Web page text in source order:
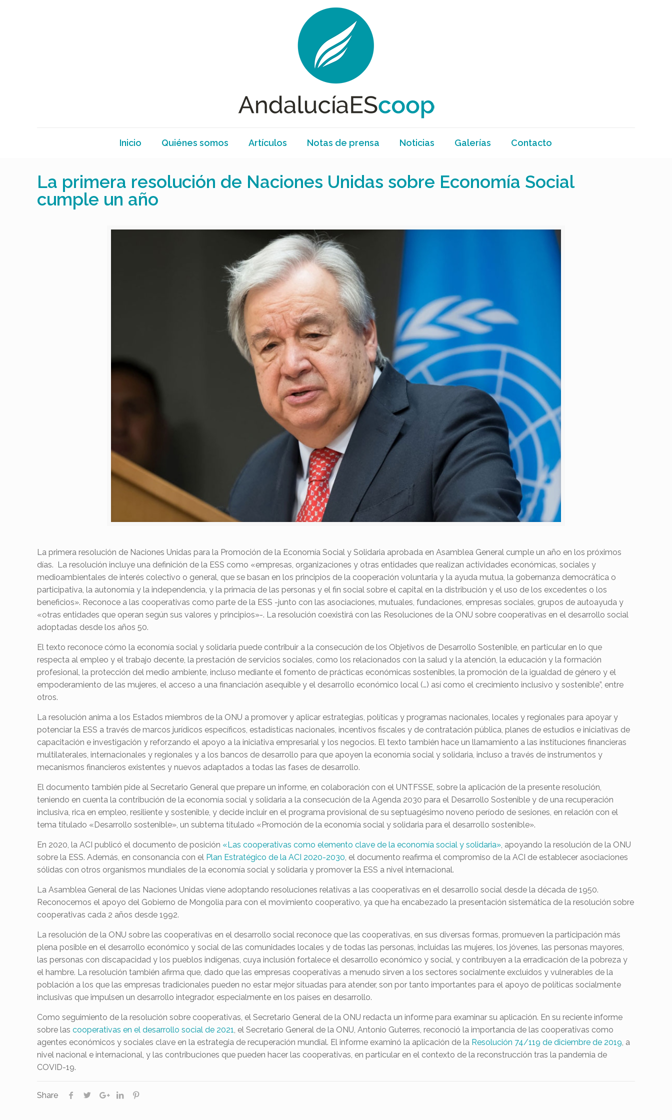
Inicio Quiénes somos Artículos Notas de prensa Noticias Galerías Contacto
La primera resolución de Naciones Unidas sobre Economía Social
cumple un año
La primera resolución de Naciones Unidas para la Promoción de la Economía Social y Solidaria aprobada en Asamblea General cumple un año en los próximos
días. La resolución incluye una definición de la ESS como «empresas, organizaciones y otras entidades que realizan actividades económicas, sociales y
medioambientales de interés colectivo o general, que se basan en los principios de la cooperación voluntaria y la ayuda mutua, la gobernanza democrática o
participativa, la autonomía y la independencia, y la primacía de las personas y el fin social sobre el capital en la distribución y el uso de los excedentes o los
beneficios». Reconoce a las cooperativas como parte de la ESS -junto con las asociaciones, mutuales, fundaciones, empresas sociales, grupos de autoayuda y
«otras entidades que operan según sus valores y principios»-. La resolución coexistirá con las Resoluciones de la ONU sobre cooperativas en el desarrollo social
adoptadas desde los años 50.
El texto reconoce cómo la economía social y solidaria puede contribuir a la consecución de los Objetivos de Desarrollo Sostenible, en particular en lo que
respecta al empleo y el trabajo decente, la prestación de servicios sociales, como los relacionados con la salud y la atención, la educación y la formación
profesional, la protección del medio ambiente, incluso mediante el fomento de prácticas económicas sostenibles, la promoción de la igualdad de género y el
empoderamiento de las mujeres, el acceso a una financiación asequible y el desarrollo económico local (…) así como el crecimiento inclusivo y sostenible”, entre
otros.
La resolución anima a los Estados miembros de la ONU a promover y aplicar estrategias, políticas y programas nacionales, locales y regionales para apoyar y
potenciar la ESS a través de marcos jurídicos específicos, estadísticas nacionales, incentivos fiscales y de contratación pública, planes de estudios e iniciativas de
capacitación e investigación y reforzando el apoyo a la iniciativa empresarial y los negocios. El texto también hace un llamamiento a las instituciones financieras
multilaterales, internacionales y regionales y a los bancos de desarrollo para que apoyen la economía social y solidaria, incluso a través de instrumentos y
mecanismos financieros existentes y nuevos adaptados a todas las fases de desarrollo.
El documento también pide al Secretario General que prepare un informe, en colaboración con el UNTFSSE, sobre la aplicación de la presente resolución,
teniendo en cuenta la contribución de la economía social y solidaria a la consecución de la Agenda 2030 para el Desarrollo Sostenible y de una recuperación
inclusiva, rica en empleo, resiliente y sostenible, y decide incluir en el programa provisional de su septuagésimo noveno período de sesiones, en relación con el
tema titulado «Desarrollo sostenible», un subtema titulado «Promoción de la economía social y solidaria para el desarrollo sostenible».
En 2020, la ACI publicó el documento de posición «Las cooperativas como elemento clave de la economía social y solidaria», apoyando la resolución de la ONU
sobre la ESS. Además, en consonancia con el Plan Estratégico de la ACI 2020-2030, el documento reafirma el compromiso de la ACI de establecer asociaciones
sólidas con otros organismos mundiales de la economía social y solidaria y promover la ESS a nivel internacional.
La Asamblea General de las Naciones Unidas viene adoptando resoluciones relativas a las cooperativas en el desarrollo social desde la década de 1950.
Reconocemos el apoyo del Gobierno de Mongolia para con el movimiento cooperativo, ya que ha encabezado la presentación sistemática de la resolución sobre
cooperativas cada 2 años desde 1992.
La resolución de la ONU sobre las cooperativas en el desarrollo social reconoce que las cooperativas, en sus diversas formas, promueven la participación más
plena posible en el desarrollo económico y social de las comunidades locales y de todas las personas, incluidas las mujeres, los jóvenes, las personas mayores,
las personas con discapacidad y los pueblos indígenas, cuya inclusión fortalece el desarrollo económico y social, y contribuyen a la erradicación de la pobreza y
el hambre. La resolución también afirma que, dado que las empresas cooperativas a menudo sirven a los sectores socialmente excluidos y vulnerables de la
población a los que las empresas tradicionales pueden no estar mejor situadas para atender, son por tanto importantes para el apoyo de políticas socialmente
inclusivas que impulsen un desarrollo integrador, especialmente en los países en desarrollo.
Como seguimiento de la resolución sobre cooperativas, el Secretario General de la ONU redacta un informe para examinar su aplicación. En su reciente informe
sobre lascooperativas en el desarrollo social de 2021, el Secretario General de la ONU, Antonio Guterres, reconoció la importancia de las cooperativas como
agentes económicos y sociales clave en la estrategia de recuperación mundial. El informe examinó la aplicación de la Resolución 74/119 de diciembre de 2019, a
nivel nacional e internacional, y las contribuciones que pueden hacer las cooperativas, en particular en el contexto de la reconstrucción tras la pandemia de
COVID-19.
Share